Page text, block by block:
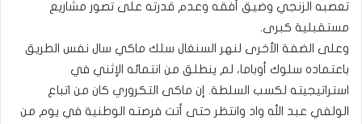
تعصبه الزنجي وضيق أفقه وعدم قدرته على تصور مشاريع
مستقبلية كبرى.
وعلى الضفة الأخرى لنهر السنغال سلك ماكي سال نفس الطريق
باعتماده سلوك أوباما، لم ينطلق من انتمائه الإثني في
استراتيجيته لكسب السلطة. إن ماكى التكروري كان من اتباع
الولفي عبد الله واد وانتظر حتى أتت فرصته الوطنية في يوم من